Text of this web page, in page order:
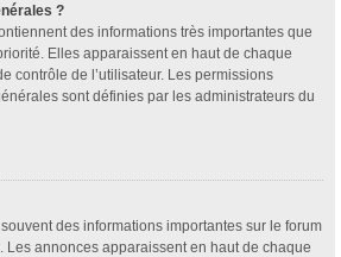
?
des informations très importantes que
Elles apparaissent en haut de chaque
contrôle de l’utilisateur. Les permissions
sont définies par les administrateurs du
des informations importantes sur le forum
Les annonces apparaissent en haut de chaque